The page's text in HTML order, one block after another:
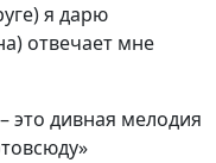
я дарю
отвечает мне
дивная мелодия